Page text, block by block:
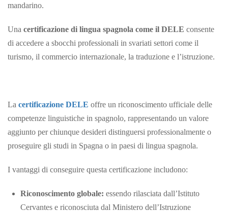
mandarino.
Una certificazione di lingua spagnola come il DELE consente
di accedere a sbocchi professionali in svariati settori come il
turismo, il commercio internazionale, la traduzione e l’istruzione.
La certificazione DELE offre un riconoscimento ufficiale delle
competenze linguistiche in spagnolo, rappresentando un valore
aggiunto per chiunque desideri distinguersi professionalmente o
proseguire gli studi in Spagna o in paesi di lingua spagnola.
I vantaggi di conseguire questa certificazione includono:
Riconoscimento globale: essendo rilasciata dall’Istituto
Cervantes e riconosciuta dal Ministero dell’Istruzione